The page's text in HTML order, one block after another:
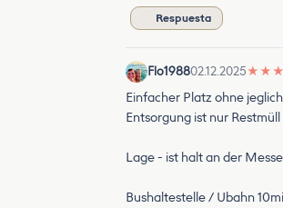
Respuesta
Flo198802.12.2025★ ★ ★
Einfacher Platz ohne
Entsorgung ist nur
Lage - ist halt an der
Bushaltestelle / Ubahn